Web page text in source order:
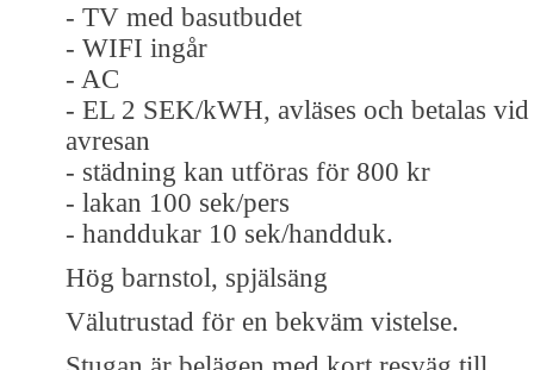
- TV med basutbudet
- WIFI ingår
- AC
- EL 2 SEK/kWH, avläses och betalas vid
avresan
- städning kan utföras för 800 kr
- lakan 100 sek/pers
- handdukar 10 sek/handduk.
Hög barnstol, spjälsäng
Välutrustad för en bekväm vistelse.